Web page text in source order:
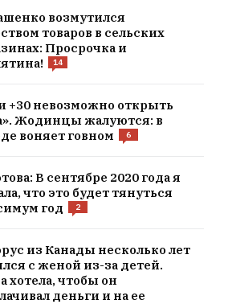
возмутился
товаров в сельских
Просрочка и
14
+30 невозможно открыть
Жодинцы жалуются: в
воняет говном
6
В сентябре 2020 года я
что это будет тянуться
год
2
из Канады несколько лет
с женой из-за детей.
хотела, чтобы он
деньги и на ее